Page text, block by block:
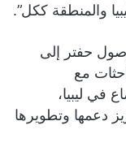
والمنطقة ككل”.
حفتر إلى
مع
في ليبيا،
دعمها وتطويرها